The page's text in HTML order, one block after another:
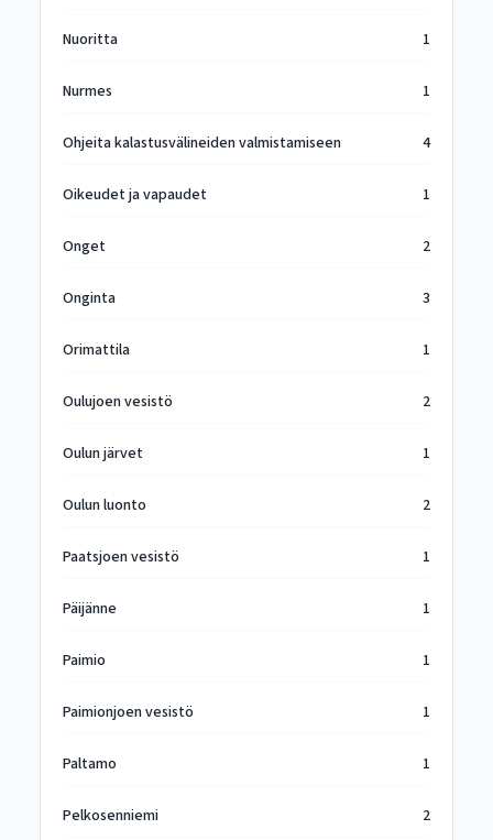
Nuoritta 1
Nurmes 1
Ohjeita kalastusvälineiden valmistamiseen 4
Oikeudet ja vapaudet 1
Onget 2
Onginta 3
Orimattila 1
Oulujoen vesistö 2
Oulun järvet 1
Oulun luonto 2
Paatsjoen vesistö 1
Päijänne 1
Paimio 1
Paimionjoen vesistö 1
Paltamo 1
Pelkosenniemi 2